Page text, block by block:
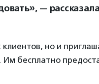
—
но и
бесплатно